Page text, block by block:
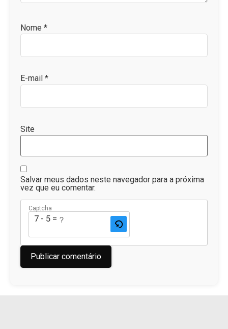
Nome *
E-mail *
Site
Salvar meus dados neste navegador para a próxima
vez que eu comentar.
Captcha
7 - 5 = ?